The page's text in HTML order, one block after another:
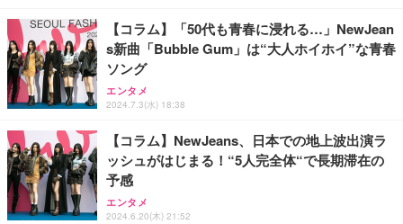
【コラム】「50代も青春に浸れる…」NewJean
s新曲「Bubble Gum」は“大人ホイホイ”な青春
ソング
エンタメ
2024.7.3(水) 18:38
【コラム】NewJeans、日本での地上波出演ラ
ッシュがはじまる！“5人完全体“で長期滞在の
予感
エンタメ
2024.6.20(木) 21:52